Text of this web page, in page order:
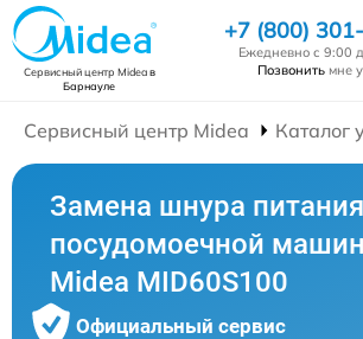
Сервисный центр Mideaв
Барнауле
+7 (800)
Ежедневно с 9:00
Позвонить мне
Сервисный центр Midea Каталог
Замена шнура питания
посудомоечной
Midea MID60S100
Официальный сервис